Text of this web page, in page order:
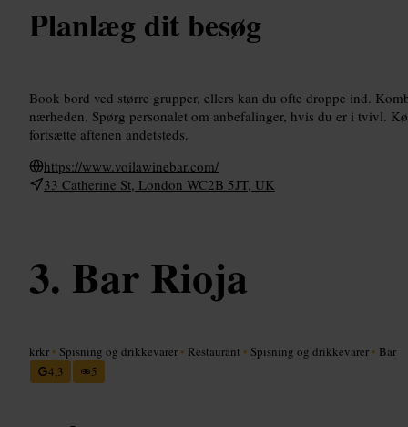
Planlæg dit besøg
Book bord ved større grupper, ellers kan du ofte droppe ind.
nærheden. Spørg personalet om anbefalinger, hvis du er i tvivl.
fortsætte aftenen andetsteds.
https://www.voilawinebar.com/
33 Catherine St, London WC2B 5JT, UK
Bar Rioja
krkr • Spisning og drikkevarer • Restaurant • Spisning og drikkevarer • Bar
4,3
5